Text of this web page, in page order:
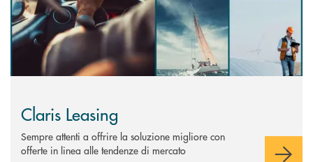
Claris Leasing
Sempre attenti a offrire la soluzione migliore con
offerte in linea alle tendenze di mercato